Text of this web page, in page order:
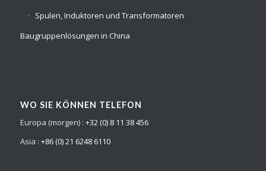
Spulen, Induktoren und Transformatoren
Baugruppenlösungen in China
WO SIE KÖNNEN TELEFON
Europa (morgen) : +32 (0) 8 11 38 456
Asia : +86 (0) 21 6248 6110